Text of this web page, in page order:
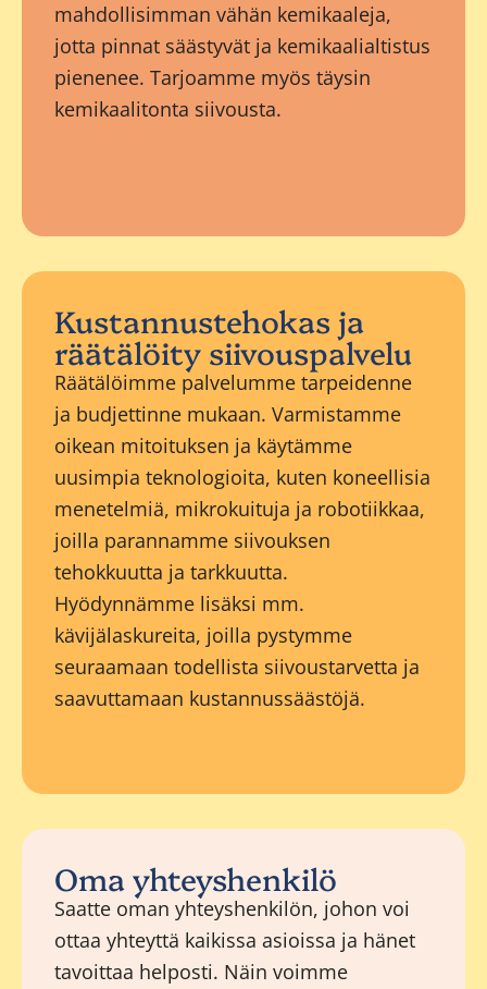
mahdollisimman vähän kemikaaleja,
jotta pinnat säästyvät ja kemikaalialtistus
pienenee. Tarjoamme myös täysin
kemikaalitonta siivousta.
Kustannustehokas ja
räätälöity siivouspalvelu
Räätälöimme palvelumme tarpeidenne
ja budjettinne mukaan. Varmistamme
oikean mitoituksen ja käytämme
uusimpia teknologioita, kuten koneellisia
menetelmiä, mikrokuituja ja robotiikkaa,
joilla parannamme siivouksen
tehokkuutta ja tarkkuutta.
Hyödynnämme lisäksi mm.
kävijälaskureita, joilla pystymme
seuraamaan todellista siivoustarvetta ja
saavuttamaan kustannussäästöjä.
Oma yhteyshenkilö
Saatte oman yhteyshenkilön, johon voi
ottaa yhteyttä kaikissa asioissa ja hänet
tavoittaa helposti. Näin voimme